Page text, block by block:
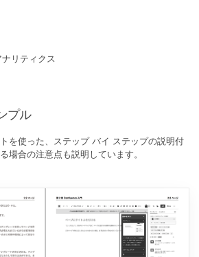
リティクス
プル
を使った、ステップ バイ ステップの説明付
場合の注意点も説明しています。